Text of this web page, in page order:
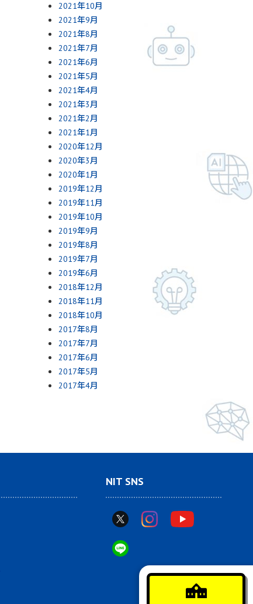
2021年10月
2021年9月
2021年8月
2021年7月
2021年6月
2021年5月
2021年4月
2021年3月
2021年2月
2021年1月
2020年12月
2020年3月
2020年1月
2019年12月
2019年11月
2019年10月
2019年9月
2019年8月
2019年7月
2019年6月
2018年12月
2018年11月
2018年10月
2017年8月
2017年7月
2017年6月
2017年5月
2017年4月
NIT SNS